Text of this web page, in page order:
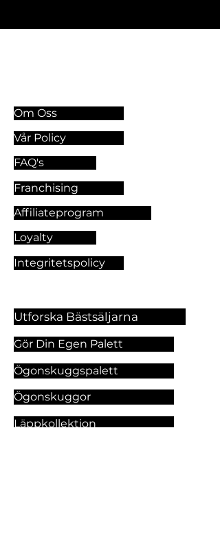
Om Oss
Vår Policy
FAQ's
Franchising
Affiliateprogram
Loyalty
Integritetspolicy
Utforska Bästsäljarna
Gör Din Egen Palett
Ögonskuggspalett
Ögonskuggor
Läppkollektion